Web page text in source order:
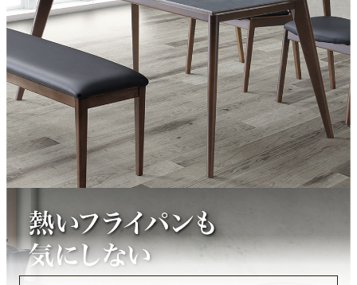
PU(合成皮革)
チェアサイズ
56x55x70(cm)
座面高さ
45cm
ベンチサイズ
117x37x45(cm)
中国